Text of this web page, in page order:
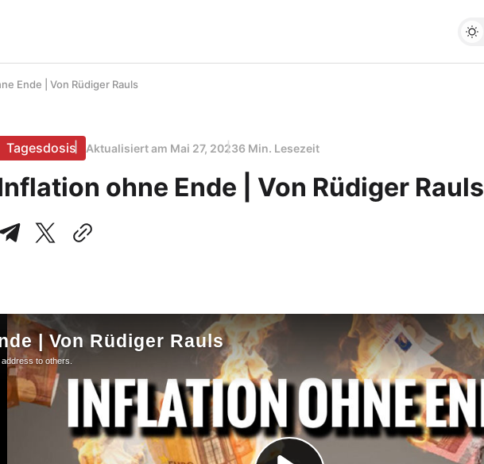
Ende | Von Rüdiger Rauls
Tagesdosis Aktualisiert am Mai 27, 20236 Min. Lesezeit
ohne Ende | Von Rüdiger Rauls